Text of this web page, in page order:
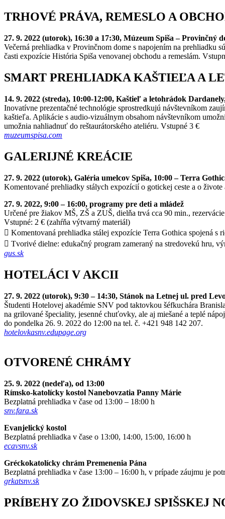
TRHOVÉ PRÁVA, REMESLO A
27. 9. 2022 (utorok), 16:30 a 17:30, Múzeum Spiša – Provinčný
Večerná prehliadka v Provinčnom dome s napojením na prehliadku
časti expozície História Spiša venovanej obchodu a remeslám.
SMART PREHLIADKA KAŠTIEĽA A
14. 9. 2022 (streda), 10:00-12:00, Kaštieľ a letohrádok
Inovatívne prezentačné technológie sprostredkujú návštevníkom
kaštieľa. Aplikácie s audio-vizuálnym obsahom návštevníkom
umožnia nahliadnuť do reštaurátorského ateliéru. Vstupné 3 €
muzeumspisa.com
GALERIJNÉ KREÁCIE
27. 9. 2022 (utorok), Galéria umelcov Spiša, 10:00 – Terra
Komentované prehliadky stálych expozícií o gotickej ceste a o
27. 9. 2022, 9:00 – 16:00, programy pre deti a mládež
Určené pre žiakov MŠ, ZŠ a ZUŠ, dielňa trvá cca 90 min.,
Vstupné: 2 € (zahŕňa výtvarný materiál)
 Komentovaná prehliadka stálej expozície Terra Gothica spojená s
 Tvorivé dielne: edukačný program zameraný na stredovekú hru,
gus.sk
HOTELÁCI V AKCII
27. 9. 2022 (utorok), 9:30 – 14:30, Stánok na Letnej ul. pred
Študenti Hotelovej akadémie SNV pod taktovkou šéfkuchára
na grilované špeciality, jesenné chuťovky, ale aj miešané a teplé
do pondelka 26. 9. 2022 do 12:00 na tel. č. +421 948 142 207.
hotelovkasnv.edupage.org
OTVORENÉ CHRÁMY
25. 9. 2022 (nedeľa), od 13:00
Rímsko-katolícky kostol Nanebovzatia Panny Márie
Bezplatná prehliadka v čase od 13:00 – 18:00 h
snv.fara.sk
Evanjelický kostol
Bezplatná prehliadka v čase o 13:00, 14:00, 15:00, 16:00 h
ecavsnv.sk
Gréckokatolícky chrám Premenenia Pána
Bezplatná prehliadka v čase 13:00 – 16:00 h, v prípade záujmu je
grkatsnv.sk
PRÍBEHY ZO ŽIDOVSKEJ SPIŠSKEJ